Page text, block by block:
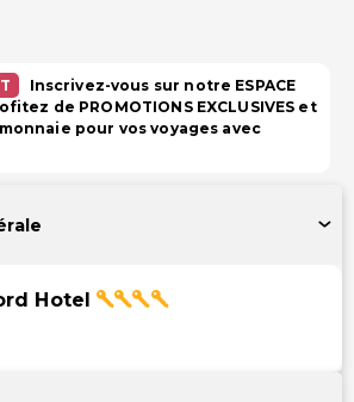
Inscrivez-vous sur notre ESPACE
de PROMOTIONS EXCLUSIVES et
pour vos voyages avec
Hotel